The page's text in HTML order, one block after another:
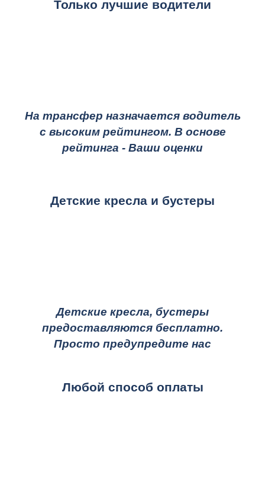
Только лучшие водители
На трансфер назначается водитель
с высоким рейтингом. В основе
рейтинга - Ваши оценки
Детские кресла и бустеры
Детские кресла, бустеры
предоставляются бесплатно.
Просто предупредите нас
Любой способ оплаты